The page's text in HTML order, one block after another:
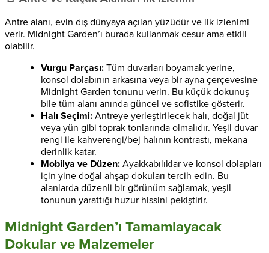
Antre alanı, evin dış dünyaya açılan yüzüdür ve ilk izlenimi
verir. Midnight Garden’ı burada kullanmak cesur ama etkili
olabilir.
Vurgu Parçası: Tüm duvarları boyamak yerine,
konsol dolabının arkasına veya bir ayna çerçevesine
Midnight Garden tonunu verin. Bu küçük dokunuş
bile tüm alanı anında güncel ve sofistike gösterir.
Halı Seçimi: Antreye yerleştirilecek halı, doğal jüt
veya yün gibi toprak tonlarında olmalıdır. Yeşil duvar
rengi ile kahverengi/bej halının kontrastı, mekana
derinlik katar.
Mobilya ve Düzen: Ayakkabılıklar ve konsol dolapları
için yine doğal ahşap dokuları tercih edin. Bu
alanlarda düzenli bir görünüm sağlamak, yeşil
tonunun yarattığı huzur hissini pekiştirir.
Midnight Garden’ı Tamamlayacak
Dokular ve Malzemeler